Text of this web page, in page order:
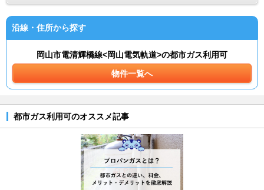
沿線・住所から探す
岡山市電清輝橋線<岡山電気軌道>の都市ガス利用可
物件一覧へ
都市ガス利用可のオススメ記事